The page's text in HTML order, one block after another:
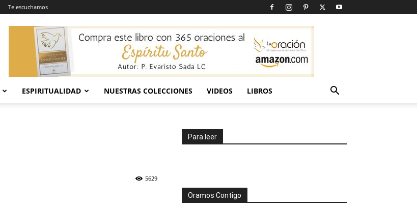
Te escuchamos
ESPIRITUALIDAD NUESTRAS COLECCIONES VIDEOS LIBROS
5629
Para leer
Oramos Contigo